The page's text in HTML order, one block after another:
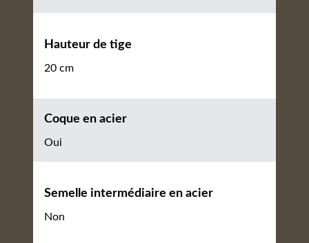
Hauteur de tige
20 cm
Coque en acier
Oui
Semelle intermédiaire en acier
Non